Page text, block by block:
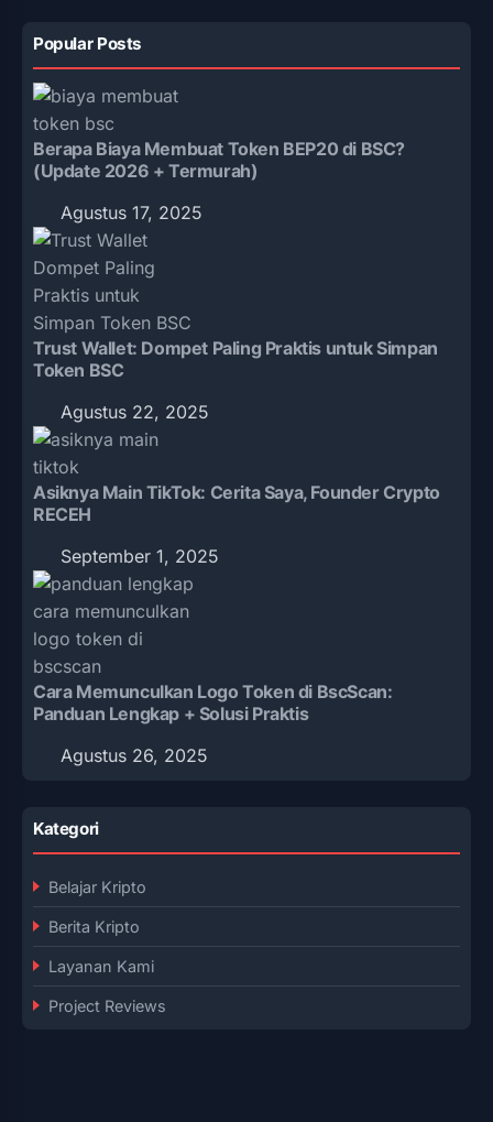
Popular Posts
Berapa Biaya Membuat Token BEP20 di BSC?
(Update 2026 + Termurah)
Agustus 17, 2025
Trust Wallet: Dompet Paling Praktis untuk Simpan
Token BSC
Agustus 22, 2025
Asiknya Main TikTok: Cerita Saya, Founder Crypto
RECEH
September 1, 2025
Cara Memunculkan Logo Token di BscScan:
Panduan Lengkap + Solusi Praktis
Agustus 26, 2025
Kategori
Belajar Kripto
Berita Kripto
Layanan Kami
Project Reviews